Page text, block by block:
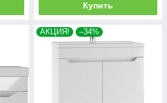
Купить
АКЦИЯ! –34%